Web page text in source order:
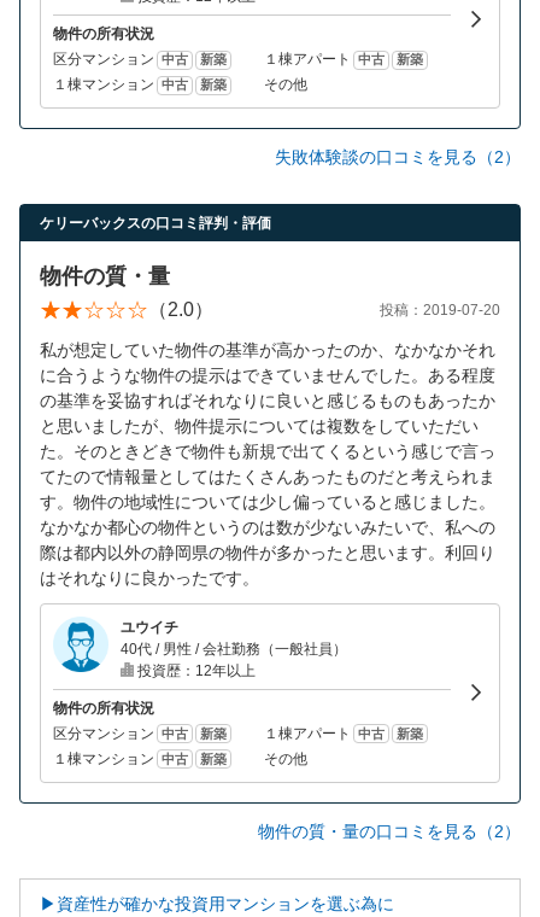
物件の所有状況
区分マンション 中古 新築 １棟アパート 中古 新築
１棟マンション 中古 新築 その他
失敗体験談の口コミを見る（2）
ケリーバックスの口コミ評判・評価
物件の質・量
（2.0） 投稿：2019-07-20
私が想定していた物件の基準が高かったのか、なかなかそれ
に合うような物件の提示はできていませんでした。ある程度
の基準を妥協すればそれなりに良いと感じるものもあったか
と思いましたが、物件提示については複数をしていただい
た。そのときどきで物件も新規で出てくるという感じで言っ
てたので情報量としてはたくさんあったものだと考えられま
す。物件の地域性については少し偏っていると感じました。
なかなか都心の物件というのは数が少ないみたいで、私への
際は都内以外の静岡県の物件が多かったと思います。利回り
はそれなりに良かったです。
ユウイチ
40代 / 男性 / 会社勤務（一般社員）
投資歴：12年以上
物件の所有状況
区分マンション 中古 新築 １棟アパート 中古 新築
１棟マンション 中古 新築 その他
物件の質・量の口コミを見る（2）
▶資産性が確かな投資用マンションを選ぶ為に